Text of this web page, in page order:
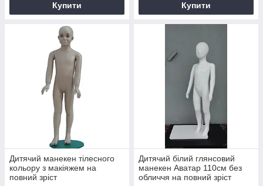
Купити Купити
Дитячий манекен тілесного
кольору з макіяжем на
повний зріст
Дитячий білий глянсовий
манекен Аватар 110см без
обличчя на повний зріст